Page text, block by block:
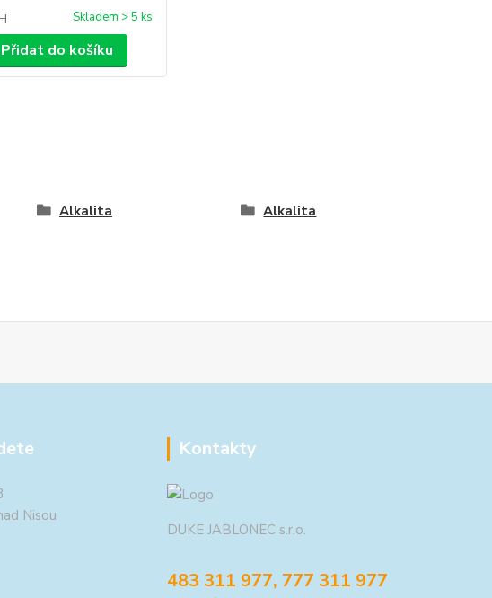
Skladem > 5 ks
Přidat do košíku
Alkalita
Alkalita
Nisou
Kontakty
DUKE JABLONEC s.r.o.
483 311 977, 777 311 977